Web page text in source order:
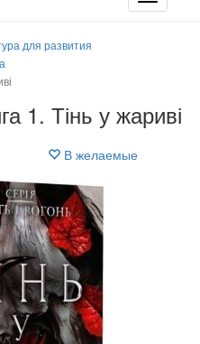
для развития
1. Тінь у жариві
В желаемые